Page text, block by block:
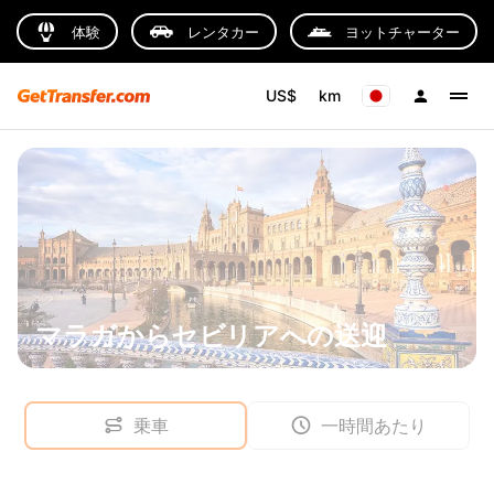
体験 レンタカー ヨットチャーター
US$ km
マラガからセビリアへの送迎
乗車 一時間あたり